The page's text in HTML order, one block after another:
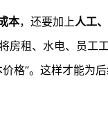
本，还要加上人工
房租、水电、员工
格”。这样才能为